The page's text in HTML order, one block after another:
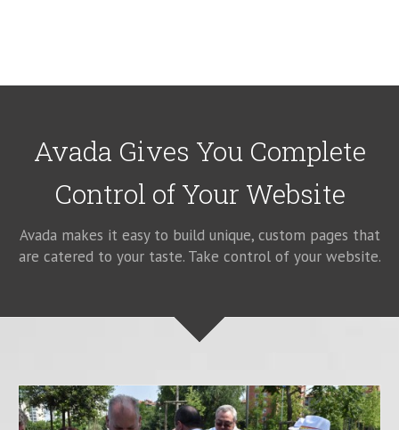
Avada Gives You Complete
Control of Your Website
Avada makes it easy to build unique, custom pages that
are catered to your taste. Take control of your website.